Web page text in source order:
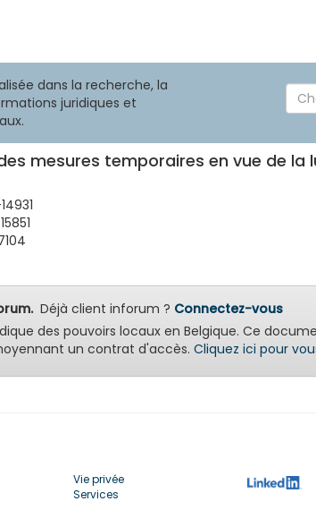
dans la recherche, la
juridiques et
mesures temporaires en vue de
Déjà client inforum ? Connectez-vous
des pouvoirs locaux en Belgique. Ce
un contrat d'accès. Cliquez ici pour
Vie privée
Services